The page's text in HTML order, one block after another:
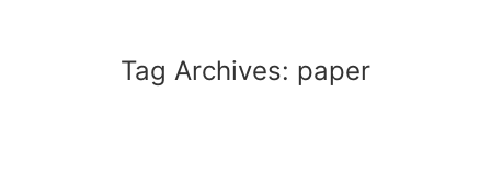
Tag Archives: paper